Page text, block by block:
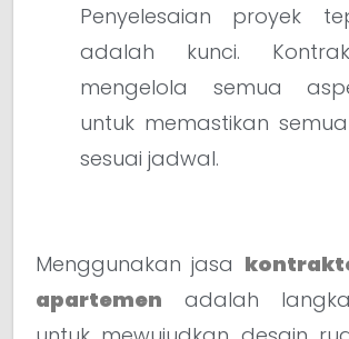
Penyelesaian proyek
adalah kunci.
mengelola semua
untuk memastikan
sesuai jadwal.
Menggunakan jasa
apartemen adalah